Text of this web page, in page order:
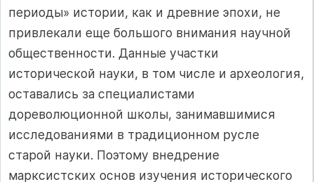
периоды» истории, как и древние эпохи, не
привлекали еще большого внимания научной
общественности. Данные участки
исторической науки, в том числе и археология,
оставались за специалистами
дореволюционной школы, занимавшимися
исследованиями в традиционном русле
старой науки. Поэтому внедрение
марксистских основ изучения исторического